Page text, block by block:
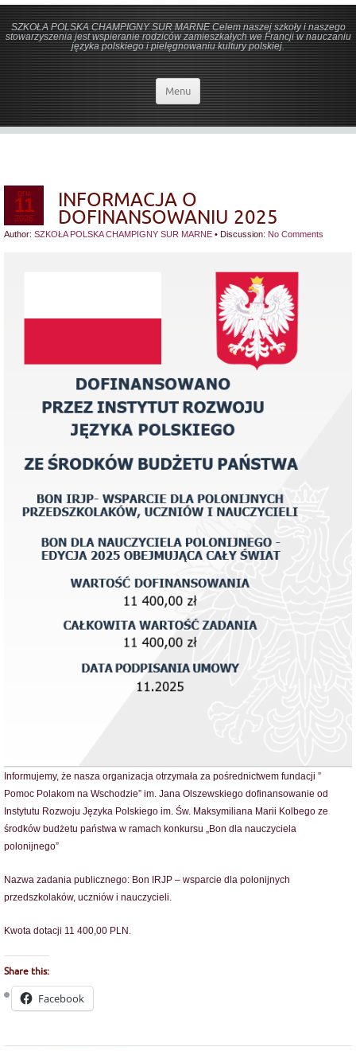
SZKOŁA POLSKA CHAMPIGNY SUR MARNE Celem naszej szkoły i naszego
stowarzyszenia jest wspieranie rodziców zamieszkałych we Francji w nauczaniu
języka polskiego i pielęgnowaniu kultury polskiej.
Menu
gru
11
2025
INFORMACJA O
DOFINANSOWANIU 2025
Author: SZKOŁA POLSKA CHAMPIGNY SUR MARNE • Discussion: No Comments
Informujemy, że nasza organizacja otrzymała za pośrednictwem fundacji ”
Pomoc Polakom na Wschodzie” im. Jana Olszewskiego dofinansowanie od
Instytutu Rozwoju Języka Polskiego im. Św. Maksymiliana Marii Kolbego ze
środków budżetu państwa w ramach konkursu „Bon dla nauczyciela
polonijnego”
Nazwa zadania publicznego: Bon IRJP – wsparcie dla polonijnych
przedszkolaków, uczniów i nauczycieli.
Kwota dotacji 11 400,00 PLN.
Share this:
Facebook